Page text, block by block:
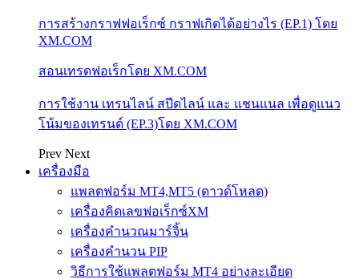
การสร้างกราฟฟอเร็กซ์ กราฟเกิดได้อย่างไร (EP.1) โดย
XM.COM
สอนเทรดฟอเร็กโดย XM.COM
การใช้งาน เทรนไลน์ สปีดไลน์ และ แชนแนล เพื่อดูแนว
โน้มของเทรนด์ (EP.3)โดย XM.COM
Prev Next
เครื่องมือ
แพลตฟอร์ม MT4,MT5 (ดาวด์โหลด)
เครื่องคิดเลขฟอเร็กซ์XM
เครื่องคำนวณมาร์จิ้น
เครื่องคำนวน PIP
วิธีการใช้แพลตฟอร์ม MT4 อย่างละเอียด